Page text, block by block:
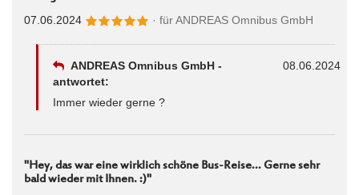
07.06.2024 · fürANDREAS Omnibus GmbH
ANDREAS Omnibus GmbH -
antwortet:
08.06.2024
Immer wieder gerne ?
"Hey, das war eine wirklich schöne Bus-Reise... Gerne sehr
bald wieder mit Ihnen. :)"